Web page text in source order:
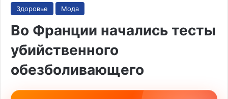
Здоровье Мода
Во Франции начались тесты
убийственного
обезболивающего